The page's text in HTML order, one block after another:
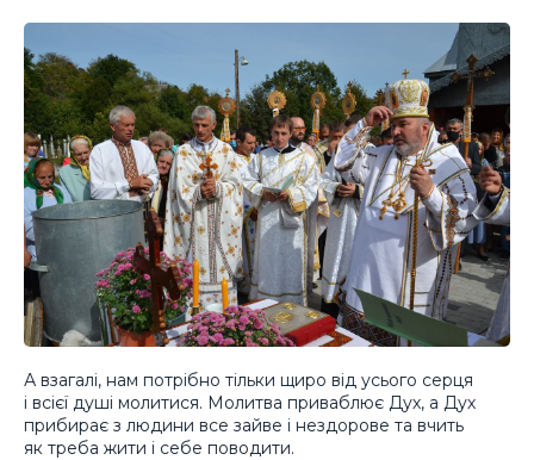
А взагалі, нам потрібно тільки щиро від усього серця
і всієї душі молитися. Молитва приваблює Дух, а Дух
прибирає з людини все зайве і нездорове та вчить
як треба жити і себе поводити.